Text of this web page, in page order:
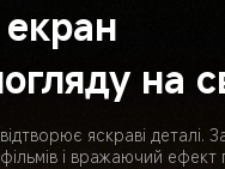
на
яскраві деталі.
і вражаючий ефект